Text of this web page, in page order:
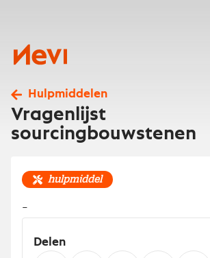
Nevi
Hulpmiddelen
Vragenlijst
sourcingbouwstenen
hulpmiddel
-
Delen